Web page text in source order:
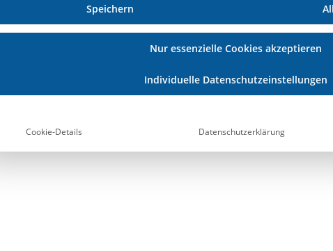
WILHELMER
EINFÜHRUNG
Werkzeug und führendes
Das ERP-System hat
Effizienz gesteigert.
Speichern
Nur essenzielle Cookies akzeptieren
Individuelle Datenschutzeinstellungen
Cookie-Details Datenschutzerklärung